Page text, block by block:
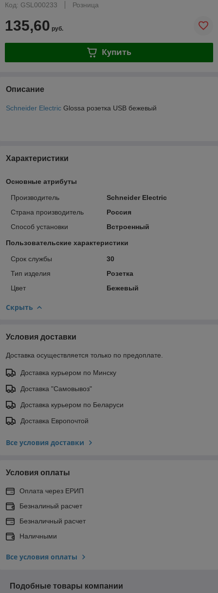
Код: GSL000233
Розница
135,60 руб.
Купить
Описание
Schneider Electric Glossa розетка USB бежевый
Характеристики
Основные атрибуты
Производитель
Schneider Electric
Страна производитель
Россия
Способ установки
Встроенный
Пользовательские характеристики
Срок службы
30
Тип изделия
Розетка
Цвет
Бежевый
Скрыть
Условия доставки
Доставка осуществляется только по предоплате.
Доставка курьером по Минску
Доставка "Самовывоз"
Доставка курьером по Беларуси
Доставка Европочтой
Все условия доставки
Условия оплаты
Оплата через ЕРИП
Безналиный расчет
Безналичный расчет
Наличными
Все условия оплаты
Подобные товары компании